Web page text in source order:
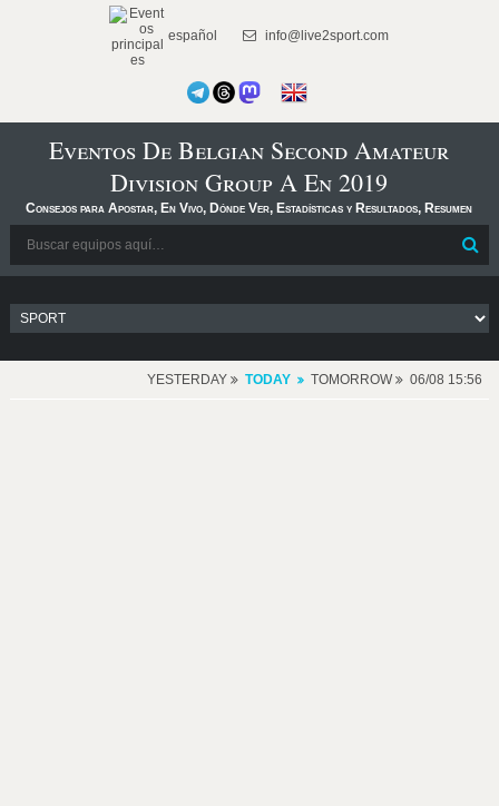
español info@live2sport.com
Eventos De Belgian Second Amateur
Division Group A En 2019
Consejos para Apostar, En Vivo, Dónde Ver, Estadísticas y Resultados, Resumen
YESTERDAY TODAY TOMORROW 06/08 15:56